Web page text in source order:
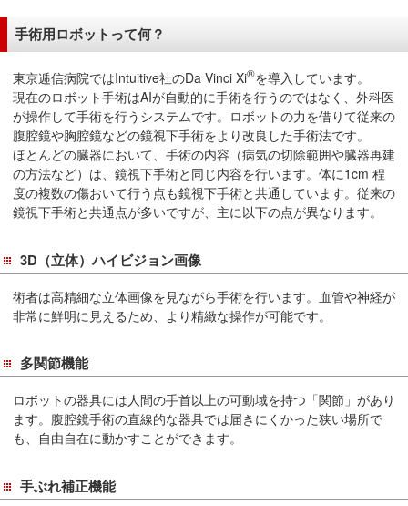
文
へ
移
動
し
ま
す
サ
イ
メ
ニ
ュ
ー
移
動
し
ま
手術用ロボットって何？
東京逓信病院ではIntuitive社のDa Vinci Xi®を導入しています。
現在のロボット手術はAIが自動的に手術を行うのではなく、外科医
が操作して手術を行うシステムです。ロボットの力を借りて従来の
腹腔鏡や胸腔鏡などの鏡視下手術をより改良した手術法です。
ほとんどの臓器において、手術の内容（病気の切除範囲や臓器再建
の方法など）は、鏡視下手術と同じ内容を行います。体に1cm 程
度の複数の傷おいて行う点も鏡視下手術と共通しています。従来の
鏡視下手術と共通点が多いですが、主に以下の点が異なります。
3D（立体）ハイビジョン画像
術者は高精細な立体画像を見ながら手術を行います。血管や神経が
非常に鮮明に見えるため、より精緻な操作が可能です。
多関節機能
ロボットの器具には人間の手首以上の可動域を持つ「関節」があり
ます。腹腔鏡手術の直線的な器具では届きにくかった狭い場所で
も、自由自在に動かすことができます。
手ぶれ補正機能